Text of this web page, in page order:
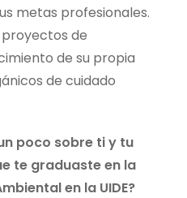
metas profesionales.
de
de su propia
de cuidado
poco sobre ti y tu
te graduaste en la
en la UIDE?